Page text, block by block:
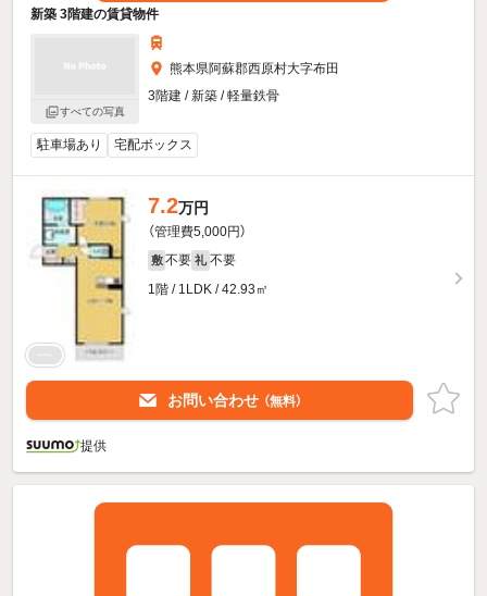
新築 3階建の賃貸物件
すべての写真
熊本県阿蘇郡西原村大字布田
3階建 / 新築 / 軽量鉄骨
駐車場あり 宅配ボックス
7.2万円
（管理費5,000円）
敷 不要 礼 不要
1階 / 1LDK / 42.93㎡
お問い合わせ （無料）
提供